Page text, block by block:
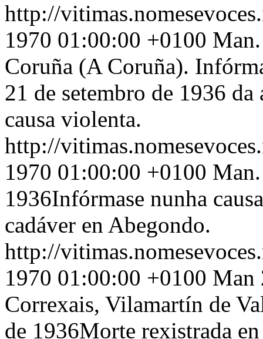
http://
1970 01:00:00 +0100
Coruña (A Coruña).
21 de setembro de 1936
causa violenta.
http://
1970 01:00:00 +0100
1936Infórmase nunha
cadáver en Abegondo.
http://
1970 01:00:00 +0100 Man
Correxais, Vilamartín de
de 1936Morte rexistrada